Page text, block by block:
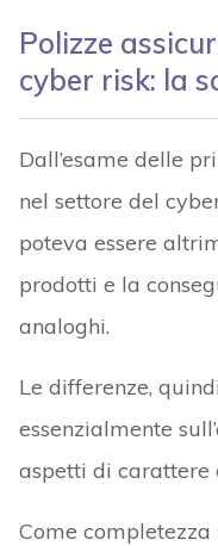
Polizze
cyber risk: la
Dall’esame delle
nel settore del
poteva essere
prodotti e la
analoghi.
Le differenze,
essenzialmente
aspetti di carattere
Come